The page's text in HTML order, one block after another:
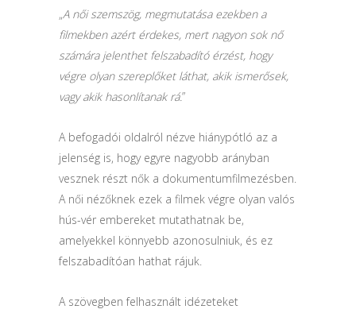
„A női szemszög, megmutatása ezekben a
filmekben azért érdekes, mert nagyon sok nő
számára jelenthet felszabadító érzést, hogy
végre olyan szereplőket láthat, akik ismerősek,
vagy akik hasonlítanak rá.”
A befogadói oldalról nézve hiánypótló az a
jelenség is, hogy egyre nagyobb arányban
vesznek részt nők a dokumentumfilmezésben.
A női nézőknek ezek a filmek végre olyan valós
hús-vér embereket mutathatnak be,
amelyekkel könnyebb azonosulniuk, és ez
felszabadítóan hathat rájuk.
A szövegben felhasznált idézeteket